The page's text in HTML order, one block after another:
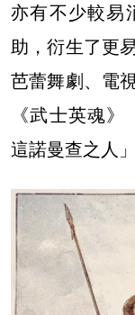
亦有不少較易
助，衍生了更
芭蕾舞劇、電
《武士英魂》
這諾曼查之人